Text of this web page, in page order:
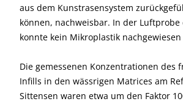
aus dem Kunstrasensystem
können, nachweisbar. In der Luftprobe
konnte kein Mikroplastik
Die gemessenen Konzentrationen des
Infills in den wässrigen Matrices am
Sittensen waren etwa um den Faktor